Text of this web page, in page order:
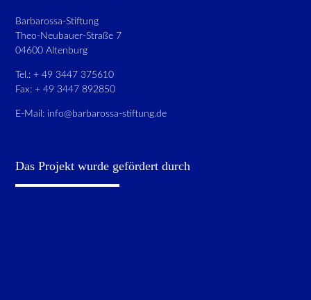
Barbarossa-Stiftung
Theo-Neubauer-Straße 7
04600 Altenburg
Tel.: + 49 3447 375610
Fax: + 49 3447 892850
E-Mail: info@barbarossa-stiftung.de
Das Projekt wurde gefördert durch